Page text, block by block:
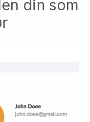
din som